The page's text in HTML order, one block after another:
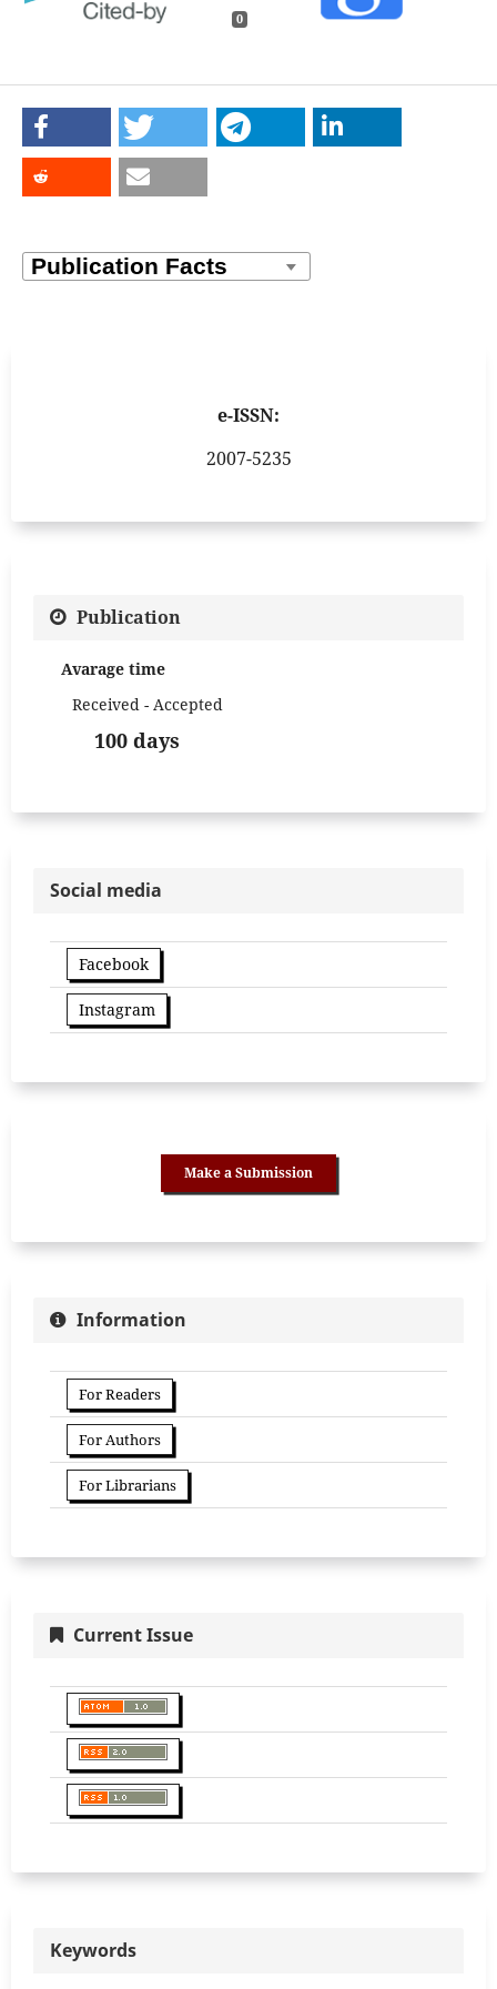
0
e-ISSN:
2007-5235
Publication
Avarage time
Received - Accepted
100 days
Social media
Facebook
Instagram
Make a Submission
Information
For Readers
For Authors
For Librarians
Current Issue
Keywords